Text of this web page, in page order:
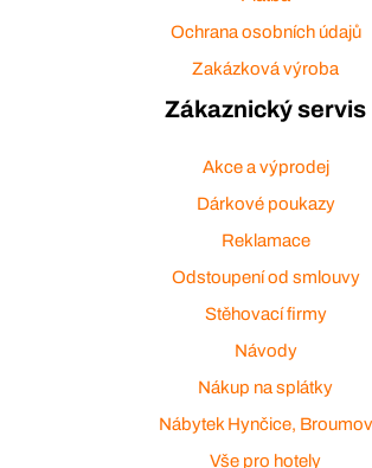
Ochrana osobních údajů
Zakázková výroba
Zákaznický servis
Akce a výprodej
Dárkové poukazy
Reklamace
Odstoupení od smlouvy
Stěhovací firmy
Návody
Nákup na splátky
Nábytek Hynčice, Broumov
Vše pro hotely